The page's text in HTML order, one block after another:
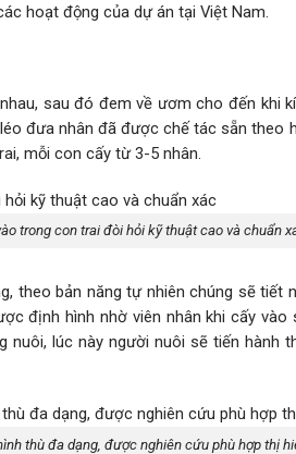
hoạt động của dự án tại Việt Nam.
sau đó đem về ươm cho đến khi
đưa nhân đã được chế tác sẵn theo
mỗi con cấy từ 3-5 nhân.
trong con trai đòi hỏi kỹ thuật cao và chuẩn
theo bản năng tự nhiên chúng sẽ tiết
định hình nhờ viên nhân khi cấy
nuôi, lúc này người nuôi sẽ tiến hành
thù đa dạng, được nghiên cứu phù hợp thị